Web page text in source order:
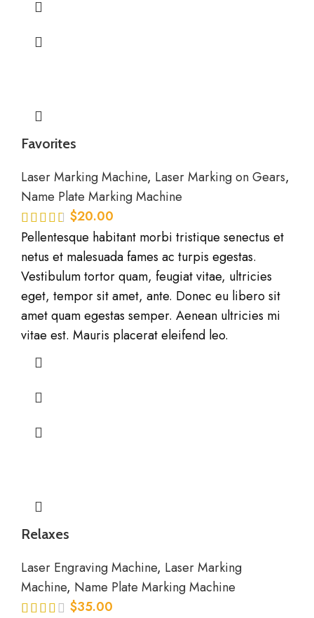
Favorites
Laser Marking Machine, Laser Marking on Gears,
Name Plate Marking Machine
$20.00
Pellentesque habitant morbi tristique senectus et
netus et malesuada fames ac turpis egestas.
Vestibulum tortor quam, feugiat vitae, ultricies
eget, tempor sit amet, ante. Donec eu libero sit
amet quam egestas semper. Aenean ultricies mi
vitae est. Mauris placerat eleifend leo.
Relaxes
Laser Engraving Machine, Laser Marking
Machine, Name Plate Marking Machine
$35.00